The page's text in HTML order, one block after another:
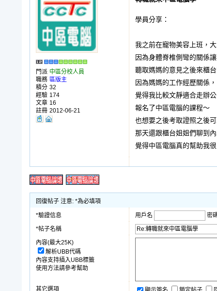
門派 中區分校人員
職務 區版主
積分 32
經驗 174
文章 16
註冊 2012-06-21
學員分享：
我之前在寵物美容上班，
因為身體脊椎側彎的關係
聽取媽媽的意見之後來櫃
因為媽媽的工作經歷關係，
覺得我比較文靜適合走辦
報名了中區電腦的課程～
也想要之後考取證照之後
那天還跟櫃台姐姐們聊到
覺得中區電腦真的幫助我
回復帖子 注意: *為必填項
*驗證信息 用戶名
密
*帖子名稱
內容(最大25K)
解析UBB代碼
內容支持插入UBB標籤
使用方法請參考幫助
其它選項